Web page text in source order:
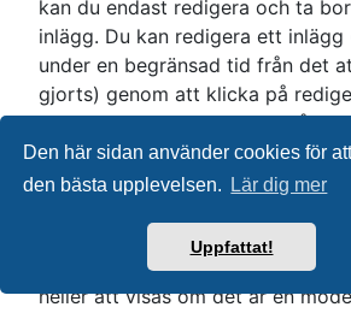
Den här sidan använder cookies för
den bästa upplevelsen.
Lär dig mer
Uppfattat!
kan du endast redigera och ta
inlägg. Du kan redigera ett inlägg
under en begränsad tid från det
gjorts) genom att klicka på
det relevanta inlägget. Om någon
ditt inlägg så kommer det att
textrad under ditt inlägg efter att
redigerat inlägget. Detta
ingen har svarat på ditt inlägg.
heller att visas om det är en